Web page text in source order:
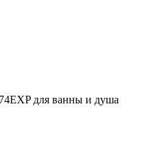
для ванны и душа